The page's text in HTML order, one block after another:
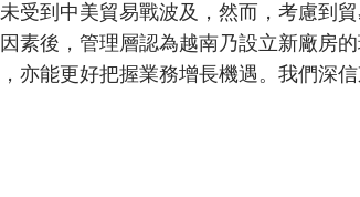
受到中美貿易戰波及，然而，考慮到
素後，管理層認為越南乃設立新廠房
亦能更好把握業務增長機遇。我們深